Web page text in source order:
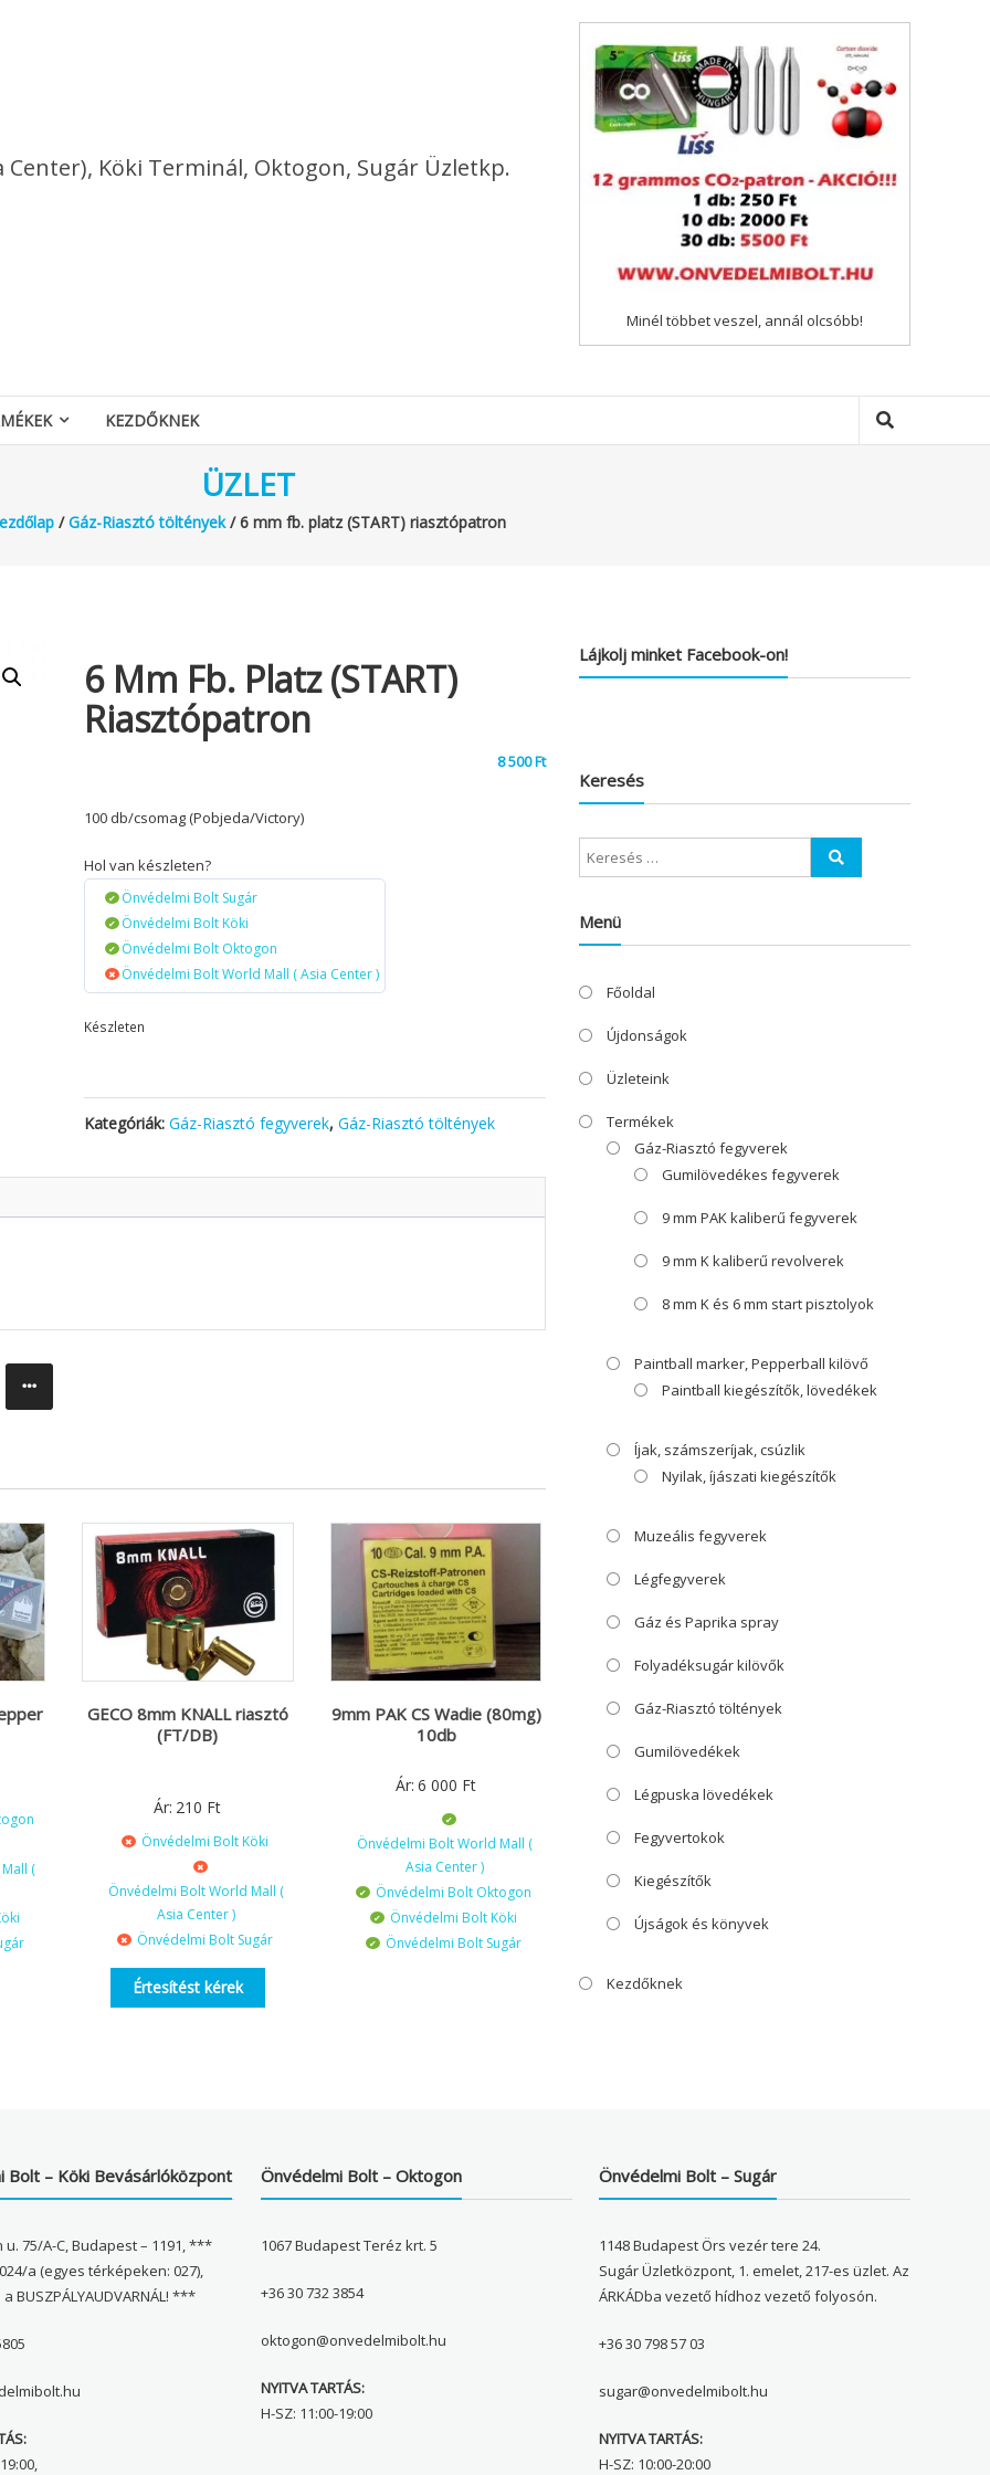
Center), Köki Terminál, Oktogon, Sugár Üzletkp.
Minél többet veszel, annál olcsóbb!
KEZDŐKNEK
ÜZLET
/Gáz-Riasztó töltények/ 6 mm fb. platz (START) riasztópatron
6 Mm Fb. Platz (START)
Riasztópatron
8 500Ft
100 db/csomag (Pobjeda/Victory)
Hol van készleten?
Önvédelmi Bolt Sugár
Önvédelmi Bolt Köki
Önvédelmi Bolt Oktogon
Önvédelmi Bolt World Mall ( Asia Center )
Készleten
Kategóriák:Gáz-Riasztó fegyverek,Gáz-Riasztó töltények
(
GECO 8mm KNALL riasztó
(FT/DB)
Ár: 210 Ft
Önvédelmi Bolt Köki
Önvédelmi Bolt World Mall (
Asia Center )
Önvédelmi Bolt Sugár
Értesítést kérek
9mm PAK CS Wadie (80mg)
10db
Ár: 6 000 Ft
Önvédelmi Bolt World Mall (
Asia Center )
Önvédelmi Bolt Oktogon
Önvédelmi Bolt Köki
Önvédelmi Bolt Sugár
Lájkolj minket Facebook-on!
Keresés
Menü
Főoldal
Újdonságok
Üzleteink
Termékek
Gáz-Riasztó fegyverek
Gumilövedékes fegyverek
9 mm PAK kaliberű fegyverek
9 mm K kaliberű revolverek
8 mm K és 6 mm start pisztolyok
Paintball marker, Pepperball kilövő
Paintball kiegészítők, lövedékek
Íjak, számszeríjak, csúzlik
Nyilak, íjászati kiegészítők
Muzeális fegyverek
Légfegyverek
Gáz és Paprika spray
Folyadéksugár kilövők
Gáz-Riasztó töltények
Gumilövedékek
Légpuska lövedékek
Fegyvertokok
Kiegészítők
Újságok és könyvek
Kezdőknek
Bolt – Köki Bevásárlóközpont
u. 75/A-C, Budapest – 1191, ***
024/a (egyes térképeken: 027),
BUSZPÁLYAUDVARNÁL! ***
Önvédelmi Bolt – Oktogon
1067 Budapest Teréz krt. 5
+36 30 732 3854
oktogon@onvedelmibolt.hu
NYITVA TARTÁS:
H-SZ: 11:00-19:00
Önvédelmi Bolt – Sugár
1148 Budapest Örs vezér tere 24.
Sugár Üzletközpont, 1. emelet, 217-es üzlet. Az
ÁRKÁDba vezető hídhoz vezető folyosón.
+36 30 798 57 03
sugar@onvedelmibolt.hu
NYITVA TARTÁS:
H-SZ: 10:00-20:00